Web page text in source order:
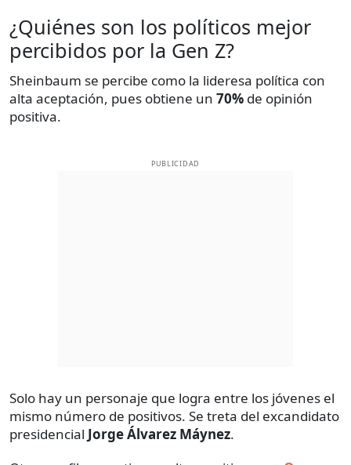
¿Quiénes son los políticos mejor
percibidos por la Gen Z?
Sheinbaum se percibe como la lideresa política con
alta aceptación, pues obtiene un 70% de opinión
positiva.
PUBLICIDAD
Solo hay un personaje que logra entre los jóvenes el
mismo número de positivos. Se treta del excandidato
presidencial Jorge Álvarez Máynez.